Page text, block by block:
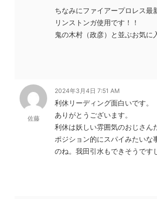
ちなみにファイアープロレス最
リンストンガ使用です！！
鬼の木村（政彦）と並ぶお気に
佐藤
2024年3月4日 7:51 AM
利休リーディング面白いです。
ありがとうございます。
利休は妖しい雰囲気のおじさん
ポジション的にスパイみたいな
のね。我田引水もできそうです